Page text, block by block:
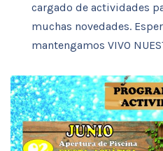
cargado de actividades
muchas novedades.
mantengamos VIVO